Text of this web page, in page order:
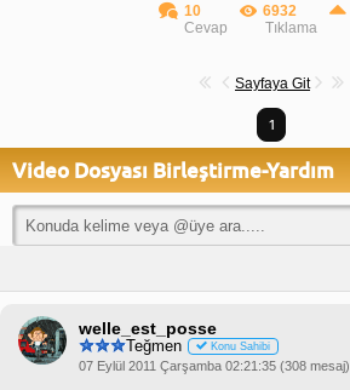
10
Cevap
6932
Tıklama
Sayfaya Git
1
Video Dosyası Birleştirme-Yardım
welle_est_posse
Teğmen Konu Sahibi
07 Eylül 2011 Çarşamba 02:21:35 (308 mesaj)